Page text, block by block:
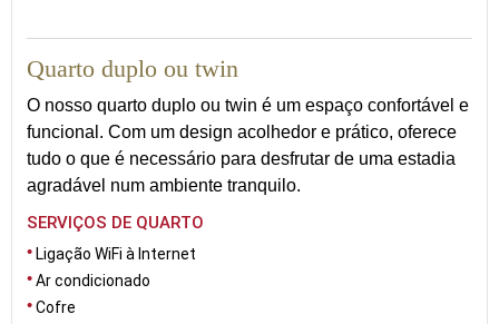
Quarto duplo ou twin
O nosso quarto duplo ou twin é um espaço confortável e
funcional. Com um design acolhedor e prático, oferece
tudo o que é necessário para desfrutar de uma estadia
agradável num ambiente tranquilo.
SERVIÇOS DE QUARTO
Ligação WiFi à Internet
Ar condicionado
Cofre